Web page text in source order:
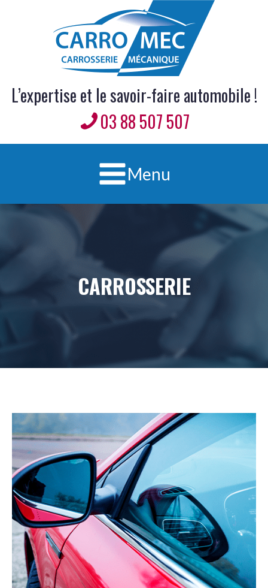
L’expertise et le savoir-faire automobile !
03 88 507 507
Menu
CARROSSERIE